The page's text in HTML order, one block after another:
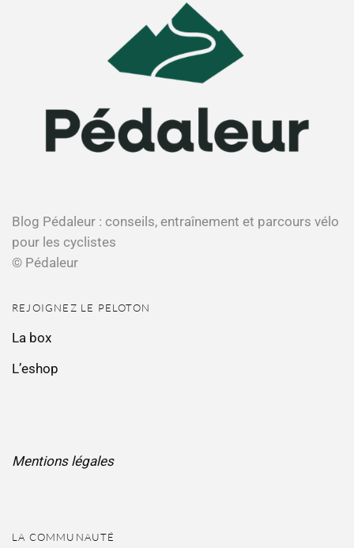
Blog Pédaleur : conseils, entraînement et parcours vélo
pour les cyclistes
© Pédaleur
REJOIGNEZ LE PELOTON
La box
L’eshop
Mentions légales
LA COMMUNAUTÉ